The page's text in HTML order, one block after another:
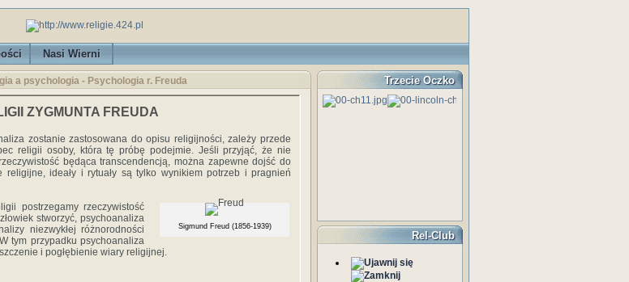
Nasi Wierni
a psychologia - Psychologia r. Freuda
ZYGMUNTA FREUDA
zostanie zastosowana do opisu religijności, zależy przede
religii osoby, która tę próbę podejmie. Jeśli przyjąć, że nie
będąca transcendencją, można zapewne dojść do
religijne, ideały i rytuały są tylko wynikiem potrzeb i pragnień
Sigmund Freud (1856-1939)
postrzegamy rzeczywistość
stworzyć, psychoanaliza
niezwykłej różnorodności
tym przypadku psychoanaliza
i pogłębienie wiary religijnej.
Trzecie Oczko
Rel-Club